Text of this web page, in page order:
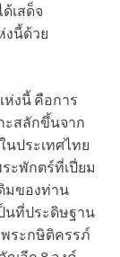
เสด็จ
งนี้ด้วย
ห่งนี้ คือการ
ะสลักขึ้นจาก
ประเทศไทย
ะพักตร์ที่เปี่ยม
มของท่าน
นที่ประดิษฐาน
พระกษิติครรภ์